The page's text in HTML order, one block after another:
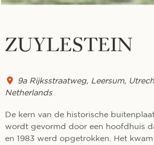
ZUYLESTEIN
9a Rijksstraatweg, Leersum,
Netherlands
De kern van de historische
wordt gevormd door een hoofdhuis
en 1983 werd opgetrokken. Het